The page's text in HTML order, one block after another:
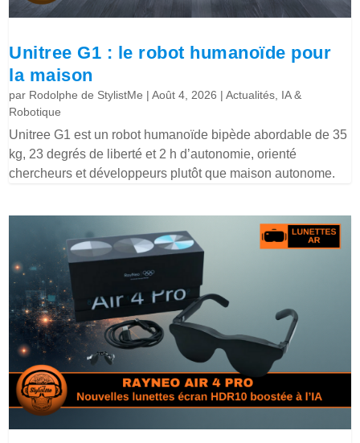
Unitree G1 : le robot humanoïde pour
la maison
par Rodolphe de StylistMe |Août 4, 2026 |Actualités IA &
Robotique
Unitree G1 est un robot humanoïde bipède abordable de 35
kg, 23 degrés de liberté et 2 h d’autonomie, orienté
chercheurs et développeurs plutôt que maison autonome.